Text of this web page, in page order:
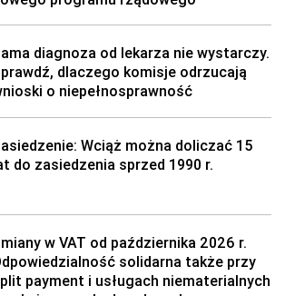
diagnoza od lekarza nie wystarczy.
dlaczego komisje odrzucają
o niepełnosprawność
Wciąż można doliczać 15
do zasiedzenia sprzed 1990 r.
w VAT od października 2026 r.
solidarna także przy
payment i usługach niematerialnych